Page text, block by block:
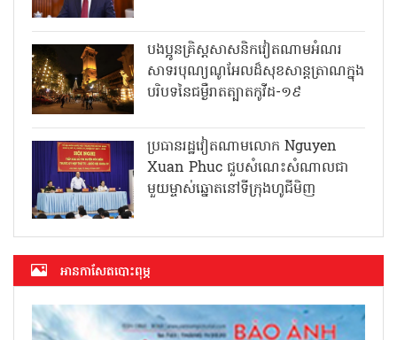
បងប្អូនគ្រិស្តសាសនិកវៀតណាមអំណរ
សាទរបុណ្យណូអែលដ៏សុខសាន្តត្រាណក្នុង
បរិបទនៃជម្ងឺរាតត្បាតកូវីដ-១៩
ប្រធានរដ្ឋវៀតណាមលោក Nguyen
Xuan Phuc ជួបសំណេះសំណាលជា
មួយម្ចាស់ឆ្នោតនៅទីក្រុងហូជីមិញ
អាន​កាសែត​បោះពុម្ភ